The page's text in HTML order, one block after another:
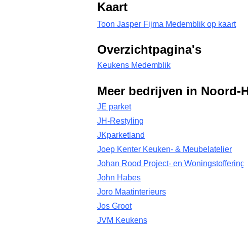
Kaart
Toon Jasper Fijma Medemblik op kaart
Overzichtpagina's
Keukens Medemblik
Meer bedrijven in Noord-
JE parket
JH-Restyling
JKparketland
Joep Kenter Keuken- & Meubelatelier
Johan Rood Project- en Woningstoffering
John Habes
Joro Maatinterieurs
Jos Groot
JVM Keukens